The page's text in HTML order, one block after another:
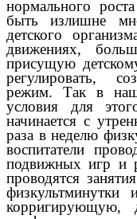
нормального
быть излишне
детского
движениях,
присущую
регулировать,
режим. Так в
условия для
начинается с
раза в неделю
воспитатели
подвижных игр и
проводятся
физкультминутки
корригирующую,